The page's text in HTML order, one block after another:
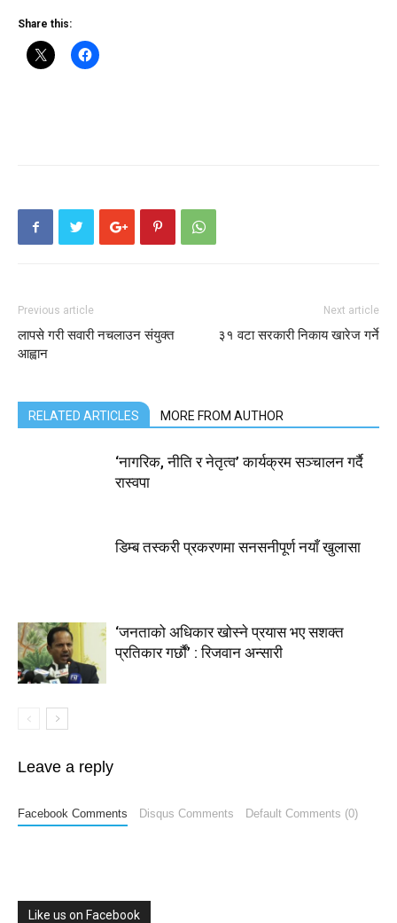
Share this:
Previous article
लापसे गरी सवारी नचलाउन संयुक्त
आह्वान
Next article
३१ वटा सरकारी निकाय खारेज गर्ने
RELATED ARTICLES MORE FROM AUTHOR
‘नागरिक, नीति र नेतृत्व’ कार्यक्रम सञ्चालन गर्दै
रास्वपा
डिम्ब तस्करी प्रकरणमा सनसनीपूर्ण नयाँ खुलासा
‘जनताको अधिकार खोस्ने प्रयास भए सशक्त
प्रतिकार गर्छौं’ : रिजवान अन्सारी
Leave a reply
Facebook Comments Disqus Comments Default Comments (0)
Like us on Facebook